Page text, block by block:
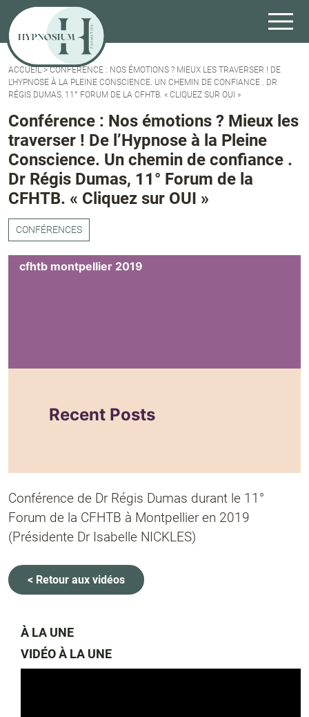
ACCUEIL>CONFÉRENCE : NOS ÉMOTIONS ? MIEUX LES TRAVERSER ! DE
L’HYPNOSE À LA PLEINE CONSCIENCE. UN CHEMIN DE CONFIANCE . DR
RÉGIS DUMAS, 11° FORUM DE LA CFHTB. « CLIQUEZ SUR OUI »
Conférence : Nos émotions ? Mieux les
traverser ! De l’Hypnose à la Pleine
Conscience. Un chemin de confiance .
Dr Régis Dumas, 11° Forum de la
CFHTB. « Cliquez sur OUI »
CONFÉRENCES
Conférence de Dr Régis Dumas durant le 11°
Forum de la CFHTB à Montpellier en 2019
(Présidente Dr Isabelle NICKLES)
< Retour aux vidéos
À LA UNE
VIDÉO À LA UNE